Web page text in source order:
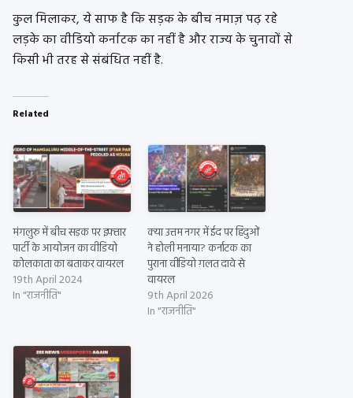
कुल मिलाकर, ये साफ है कि सड़क के बीच नमाज़ पढ़ रहे
लड़के का वीडियो कर्नाटक का नहीं है और राज्य के चुनावों से
किसी भी तरह से संबंधित नहीं है.
Related
मंगलुरु में बीच सड़क पर इफ्तार
पार्टी के आयोजन का वीडियो
कोलकाता का बताकर वायरल
19th April 2024
In "राजनीति"
क्या उत्तम नगर में ईद पर हिंदुओं
ने होली मनाया? कर्नाटक का
पुराना वीडियो ग़लत दावे से
वायरल
9th April 2026
In "राजनीति"